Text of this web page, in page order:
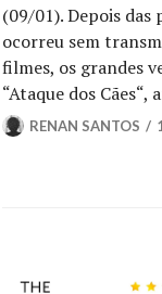
(09/01). Depois
ocorreu sem
filmes, os grandes
“Ataque dos
RENAN SANTOS